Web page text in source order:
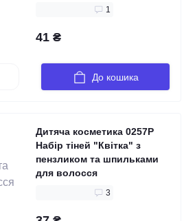
1
41 ₴
До кошика
Дитяча косметика 0257P
Набір тіней "Квітка" з
пензликом та шпильками
для волосся
3